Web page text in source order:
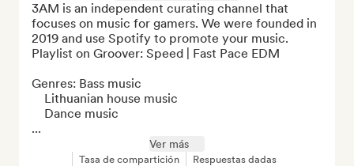
3AM is an independent curating channel that
focuses on music for gamers. We were founded in
2019 and use Spotify to promote your music.
Playlist on Groover: Speed | Fast Pace EDM
Genres: Bass music
...
Ver más
Tasa de compartición Respuestas dadas